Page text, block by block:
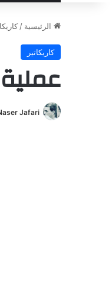
الرئيسية /
كاريكاتير
Jafari